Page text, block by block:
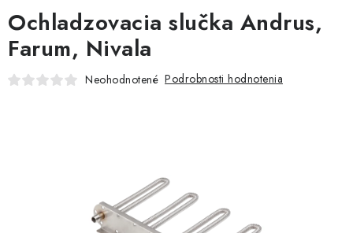
Chovateľské potreby
Ochladzovacia slučka Andrus,
Farum, Nivala
Neohodnotené Podrobnosti hodnotenia